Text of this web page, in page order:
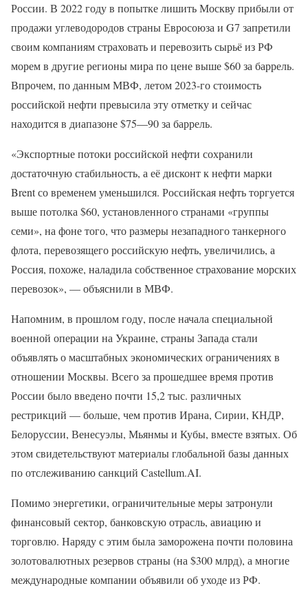
России. В 2022 году в попытке лишить Москву прибыли от
продажи углеводородов страны Евросоюза и G7 запретили
своим компаниям страховать и перевозить сырьё из РФ
морем в другие регионы мира по цене выше $60 за баррель.
Впрочем, по данным МВФ, летом 2023-го стоимость
российской нефти превысила эту отметку и сейчас
находится в диапазоне $75—90 за баррель.
«Экспортные потоки российской нефти сохранили
достаточную стабильность, а её дисконт к нефти марки
Brent со временем уменьшился. Российская нефть торгуется
выше потолка $60, установленного странами «группы
семи», на фоне того, что размеры незападного танкерного
флота, перевозящего российскую нефть, увеличились, а
Россия, похоже, наладила собственное страхование морских
перевозок», — объяснили в МВФ.
Напомним, в прошлом году, после начала специальной
военной операции на Украине, страны Запада стали
объявлять о масштабных экономических ограничениях в
отношении Москвы. Всего за прошедшее время против
России было введено почти 15,2 тыс. различных
рестрикций — больше, чем против Ирана, Сирии, КНДР,
Белоруссии, Венесуэлы, Мьянмы и Кубы, вместе взятых. Об
этом свидетельствуют материалы глобальной базы данных
по отслеживанию санкций Castellum.AI.
Помимо энергетики, ограничительные меры затронули
финансовый сектор, банковскую отрасль, авиацию и
торговлю. Наряду с этим была заморожена почти половина
золотовалютных резервов страны (на $300 млрд), а многие
международные компании объявили об уходе из РФ.